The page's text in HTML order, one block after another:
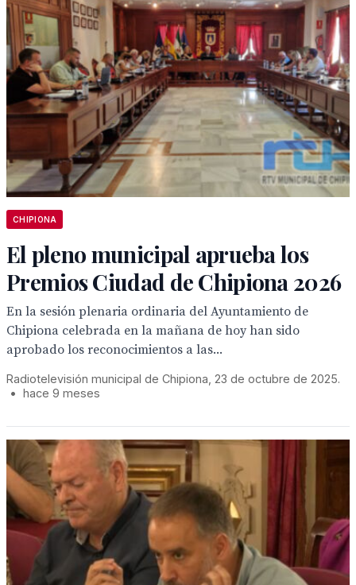
CHIPIONA
El pleno municipal aprueba los
Premios Ciudad de Chipiona 2026
En la sesión plenaria ordinaria del Ayuntamiento de
Chipiona celebrada en la mañana de hoy han sido
aprobado los reconocimientos a las...
Radiotelevisión municipal de Chipiona, 23 de octubre de 2025.
• hace 9 meses